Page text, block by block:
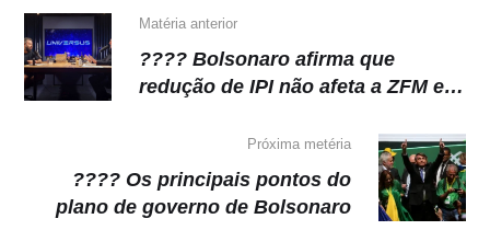
k
Matéria anterior
???? Bolsonaro afirma que
redução de IPI não afeta a ZFM e
Próxima metéria
???? Os principais pontos do
plano de governo de Bolsonaro